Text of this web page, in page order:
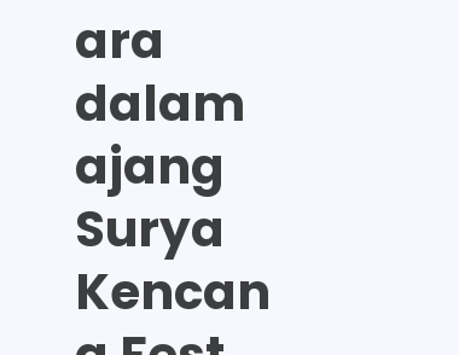
ara
dalam
ajang
Surya
Kencan